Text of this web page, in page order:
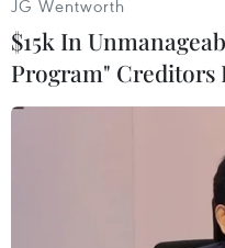
JG Wentworth
$15k In
Program" Creditors